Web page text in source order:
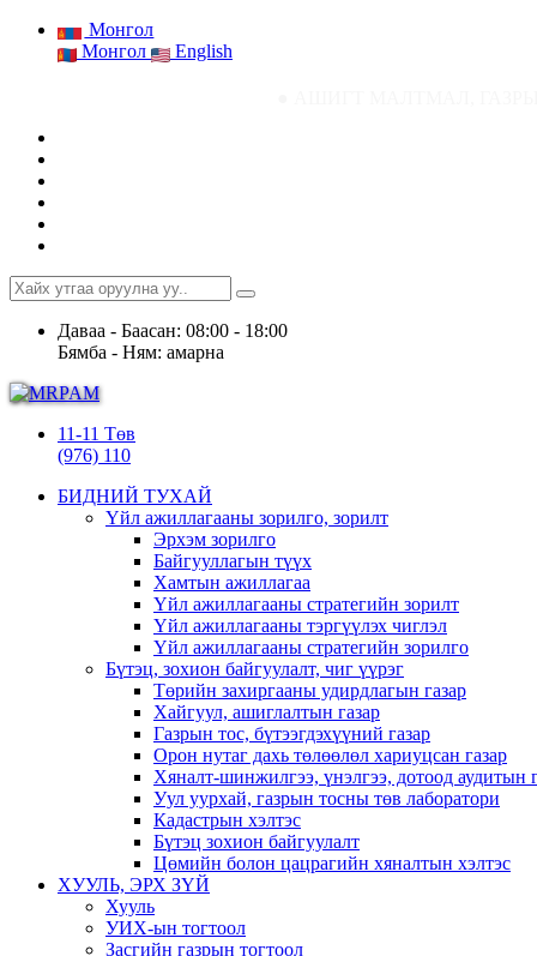
Монгол
Монгол
English
Даваа - Баасан: 08:00 - 18:00
Бямба - Ням: амарна
11-11 Төв
(976) 110
БИДНИЙ ТУХАЙ
Үйл ажиллагааны зорилго, зорилт
Эрхэм зорилго
Байгууллагын түүх
Хамтын ажиллагаа
Үйл ажиллагааны стратегийн зорилт
Үйл ажиллагааны тэргүүлэх чиглэл
Үйл ажиллагааны стратегийн зорилго
Бүтэц, зохион байгуулалт, чиг үүрэг
Төрийн захиргааны удирдлагын газар
Хайгуул, ашиглалтын газар
Газрын тос, бүтээгдэхүүний газар
Орон нутаг дахь төлөөлөл хариуцсан газар
Хяналт-шинжилгээ, үнэлгээ, дотоод аудитын
Уул уурхай, газрын тосны төв лаборатори
Кадастрын хэлтэс
Бүтэц зохион байгуулалт
Цөмийн болон цацрагийн хяналтын хэлтэс
ХУУЛЬ, ЭРХ ЗҮЙ
Хууль
УИХ-ын тогтоол
Засгийн газрын тогтоол